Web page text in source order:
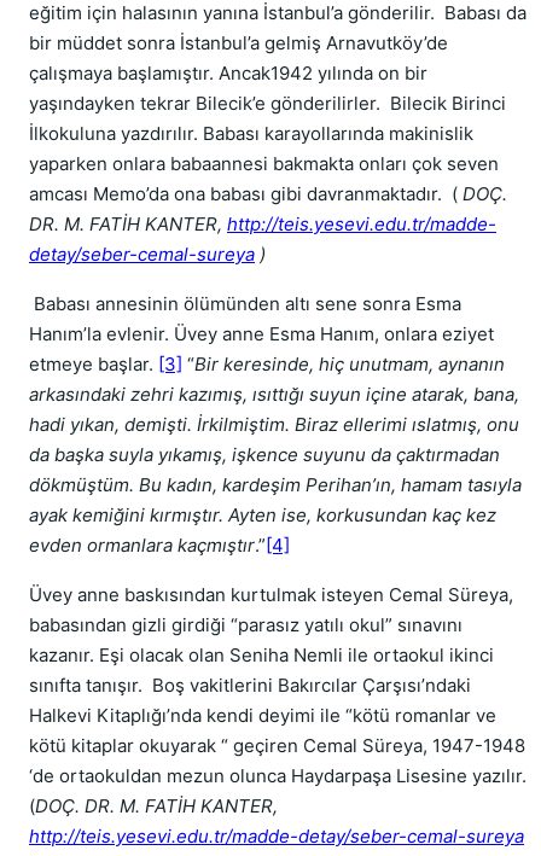
eğitim için halasının yanına İstanbul’a gönderilir. Babası da
bir müddet sonra İstanbul’a gelmiş Arnavutköy’de
çalışmaya başlamıştır. Ancak1942 yılında on bir
yaşındayken tekrar Bilecik’e gönderilirler. Bilecik Birinci
İlkokuluna yazdırılır. Babası karayollarında makinislik
yaparken onlara babaannesi bakmakta onları çok seven
amcası Memo’da ona babası gibi davranmaktadır. ( DOÇ.
DR. M. FATİH KANTER, http://teis.yesevi.edu.tr/madde-
detay/seber-cemal-sureya )
Babası annesinin ölümünden altı sene sonra Esma
Hanım’la evlenir. Üvey anne Esma Hanım, onlara eziyet
etmeye başlar. [3] “Bir keresinde, hiç unutmam, aynanın
arkasındaki zehri kazımış, ısıttığı suyun içine atarak, bana,
hadi yıkan, demişti. İrkilmiştim. Biraz ellerimi ıslatmış, onu
da başka suyla yıkamış, işkence suyunu da çaktırmadan
dökmüştüm. Bu kadın, kardeşim Perihan’ın, hamam tasıyla
ayak kemiğini kırmıştır. Ayten ise, korkusundan kaç kez
evden ormanlara kaçmıştır.”[4]
Üvey anne baskısından kurtulmak isteyen Cemal Süreya,
babasından gizli girdiği “parasız yatılı okul” sınavını
kazanır. Eşi olacak olan Seniha Nemli ile ortaokul ikinci
sınıfta tanışır. Boş vakitlerini Bakırcılar Çarşısı’ndaki
Halkevi Kitaplığı’nda kendi deyimi ile “kötü romanlar ve
kötü kitaplar okuyarak “ geçiren Cemal Süreya, 1947-1948
‘de ortaokuldan mezun olunca Haydarpaşa Lisesine yazılır.
(DOÇ. DR. M. FATİH KANTER,
http://teis.yesevi.edu.tr/madde-detay/seber-cemal-sureya